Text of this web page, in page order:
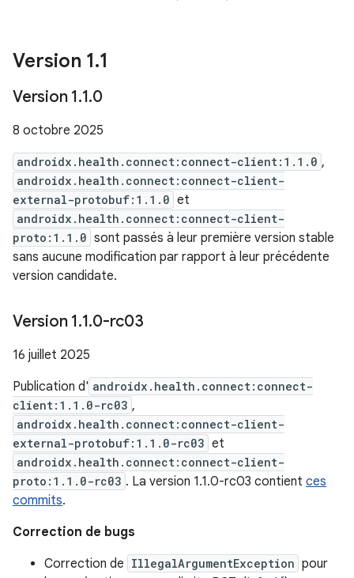
Version 1.1
Version 1.1.0
8 octobre 2025
androidx.health.connect:connect-client:1.1.0 ,
androidx.health.connect:connect-client-
external-protobuf:1.1.0 et
androidx.health.connect:connect-client-
proto:1.1.0 sont passés à leur première version stable
sans aucune modification par rapport à leur précédente
version candidate.
Version 1.1.0-rc03
16 juillet 2025
Publication d' androidx.health.connect:connect-
client:1.1.0-rc03 ,
androidx.health.connect:connect-client-
external-protobuf:1.1.0-rc03 et
androidx.health.connect:connect-client-
proto:1.1.0-rc03 . La version 1.1.0-rc03 contient ces
commits.
Correction de bugs
Correction de IllegalArgumentException pour